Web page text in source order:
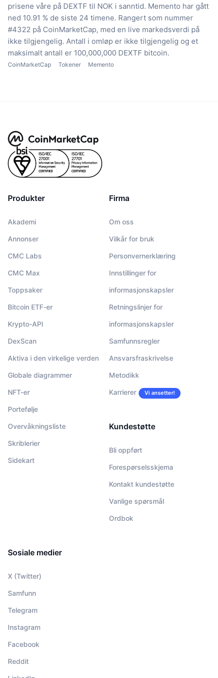
prisene våre på DEXTF til NOK i sanntid. Memento har gått
ned 10.91 % de siste 24 timene. Rangert som nummer
#4322 på CoinMarketCap, med en live markedsverdi på
ikke tilgjengelig. Antall i omløp er ikke tilgjengelig og et
maksimalt antall er 100,000,000 DEXTF bitcoin.
CoinMarketCap Tokener Memento
Produkter
Akademi
Annonser
CMC Labs
CMC Max
Toppsaker
Bitcoin ETF-er
Krypto-API
DexScan
Aktiva i den virkelige verden
Globale diagrammer
NFT-er
Portefølje
Overvåkningsliste
Skriblerier
Sidekart
Firma
Om oss
Vilkår for bruk
Personvernerklæring
Innstillinger for
informasjonskapsler
Retningslinjer for
informasjonskapsler
Samfunnsregler
Ansvarsfraskrivelse
Metodikk
Karrierer Vi ansetter!
Kundestøtte
Bli oppført
Forespørselsskjema
Kontakt kundestøtte
Vanlige spørsmål
Ordbok
Sosiale medier
X (Twitter)
Samfunn
Telegram
Instagram
Facebook
Reddit